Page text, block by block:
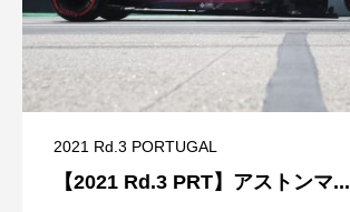
2021 Rd.3 PORTUGAL
【2021 Rd.3 PRT】アストンマ...